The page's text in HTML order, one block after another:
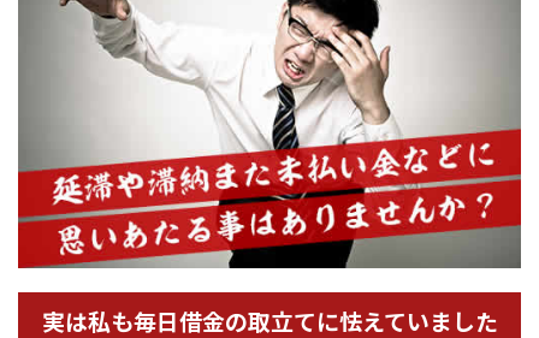
実は私も毎日借金の取立てに怯えていました